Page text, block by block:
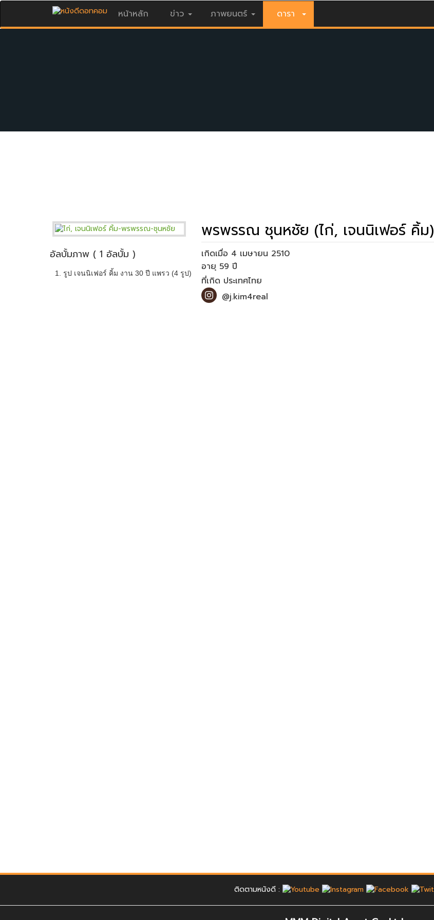
หน้าหลัก ข่าว ภาพยนตร์ ดารา
พรพรรณ ชุนหชัย (ไก่, เจนนิเฟอร์ คิ้ม)
เกิดเมื่อ 4 เมษายน 2510
ที่เกิด ประเทศไทย
@j.kim4real
อัลบั้มภาพ ( 1 อัลบั้ม )
1. รูป เจนนิเฟอร์ คิ้ม งาน 30 ปี แพรว (4 รูป)
ติดตามหนังดี :